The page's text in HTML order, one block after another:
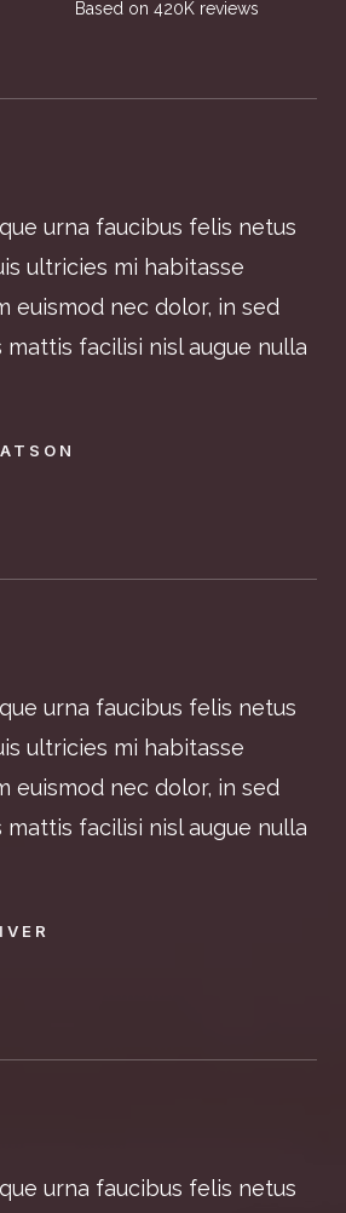
Based on 420K reviews
urna faucibus felis netus
ultricies mi habitasse
euismod nec dolor, in sed
mattis facilisi nisl augue nulla
urna faucibus felis netus
ultricies mi habitasse
euismod nec dolor, in sed
mattis facilisi nisl augue nulla
urna faucibus felis netus